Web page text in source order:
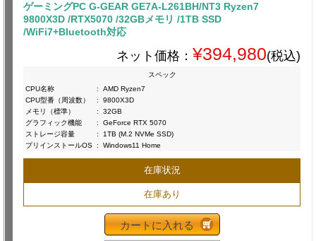
ゲーミングPC G-GEAR GE7A-L261BH/NT3 Ryzen7
9800X3D /RTX5070 /32GBメモリ /1TB SSD
/WiFi7+Bluetooth対応
ネット価格： ¥394,980(税込)
スペック
CPU名称
:
AMD Ryzen7
CPU型番（周波数）
:
9800X3D
メモリ（標準）
:
32GB
グラフィック機能
:
GeForce RTX 5070
ストレージ容量
:
1TB (M.2 NVMe SSD)
プリインストールOS : Windows11 Home
在庫状況
在庫あり
カートに入れる